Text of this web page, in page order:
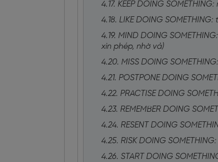
4.17. KEEP DOING
4.18. LIKE DOING
4.19. MIND DOING
xin phép, nhờ vả)
4.20. MISS DOING
4.21. POSTPONE DOING
4.22. PRACTISE DOING
4.23. REMEMBER DOING
4.24. RESENT DOING
4.25. RISK DOING
4.26. START DOING